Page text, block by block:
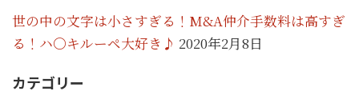
世の中の文字は小さすぎる！M&A仲介手数料は高すぎ
る！ハ〇キルーペ大好き♪ 2020年2月8日
カテゴリー